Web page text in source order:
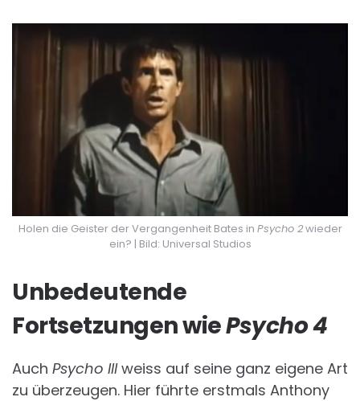
Holen die Geister der Vergangenheit Bates in Psycho 2wieder
ein? | Bild: Universal Studios
Unbedeutende
Fortsetzungen wiePsycho 4
Auch Psycho IIIweiss auf seine ganz eigene Art
zu überzeugen. Hier führte erstmals Anthony